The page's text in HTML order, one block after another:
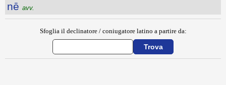
nē avv.
Sfoglia il declinatore / coniugatore latino a partire da: